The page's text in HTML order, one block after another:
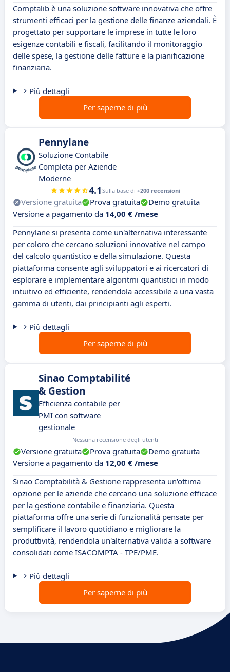
Comptalib è una soluzione software innovativa che offre
strumenti efficaci per la gestione delle finanze aziendali. È
progettato per supportare le imprese in tutte le loro
esigenze contabili e fiscali, facilitando il monitoraggio
delle spese, la gestione delle fatture e la pianificazione
finanziaria.
Più dettagli
Per saperne di più
Pennylane
Soluzione Contabile
Completa per Aziende
Moderne
4.1 Sulla base di +200 recensioni
Versione gratuita Prova gratuita
Demo gratuita
Versione a pagamento da 14,00 € /mese
Pennylane si presenta come un'alternativa interessante
per coloro che cercano soluzioni innovative nel campo
del calcolo quantistico e della simulazione. Questa
piattaforma consente agli sviluppatori e ai ricercatori di
esplorare e implementare algoritmi quantistici in modo
intuitivo ed efficiente, rendendola accessibile a una vasta
gamma di utenti, dai principianti agli esperti.
Più dettagli
Per saperne di più
Sinao Comptabilité
& Gestion
Efficienza contabile per
PMI con software
gestionale
Nessuna recensione degli utenti
Versione gratuita Prova gratuita
Demo gratuita
Versione a pagamento da 12,00 € /mese
Sinao Comptabilità & Gestione rappresenta un'ottima
opzione per le aziende che cercano una soluzione efficace
per la gestione contabile e finanziaria. Questa
piattaforma offre una serie di funzionalità pensate per
semplificare il lavoro quotidiano e migliorare la
produttività, rendendola un'alternativa valida a software
consolidati come ISACOMPTA - TPE/PME.
Più dettagli
Per saperne di più